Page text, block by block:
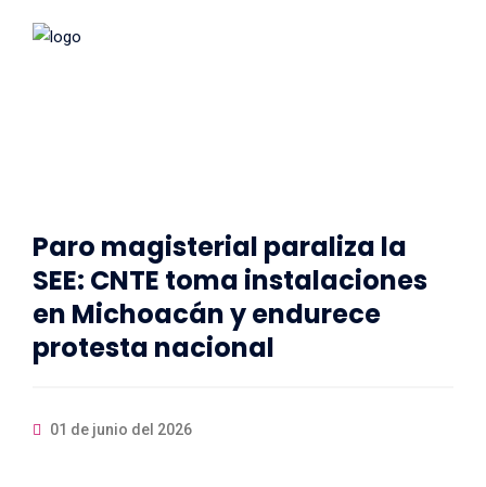
Paro magisterial paraliza la
SEE: CNTE toma instalaciones
en Michoacán y endurece
protesta nacional
01 de junio del 2026